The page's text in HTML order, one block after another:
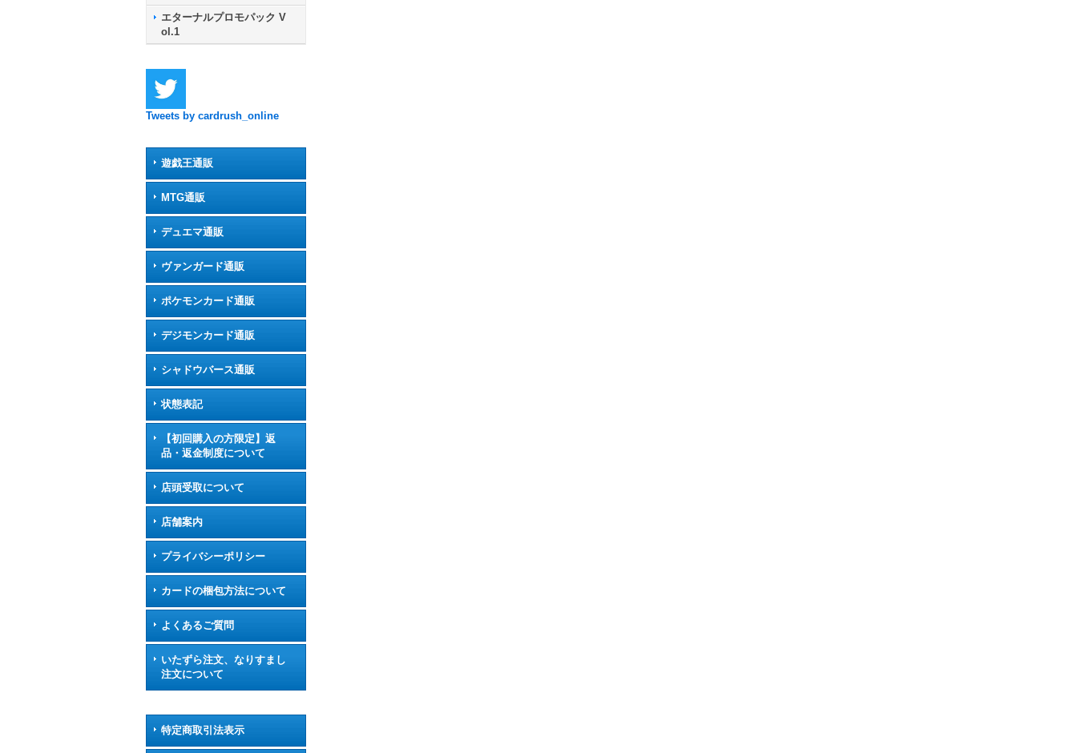
エターナルプロモパック V
ol.1
Tweets by cardrush_online
遊戯王通販
MTG通販
デュエマ通販
ヴァンガード通販
ポケモンカード通販
デジモンカード通販
シャドウバース通販
状態表記
【初回購入の方限定】返
品・返金制度について
店頭受取について
店舗案内
プライバシーポリシー
カードの梱包方法について
よくあるご質問
いたずら注文、なりすまし
注文について
特定商取引法表示